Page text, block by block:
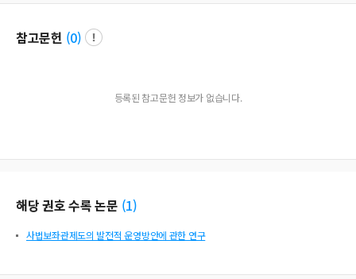
참고문헌 (0)
등록된 참고문헌 정보가 없습니다.
해당 권호 수록 논문 (1)
사법보좌관제도의 발전적 운영방안에 관한 연구